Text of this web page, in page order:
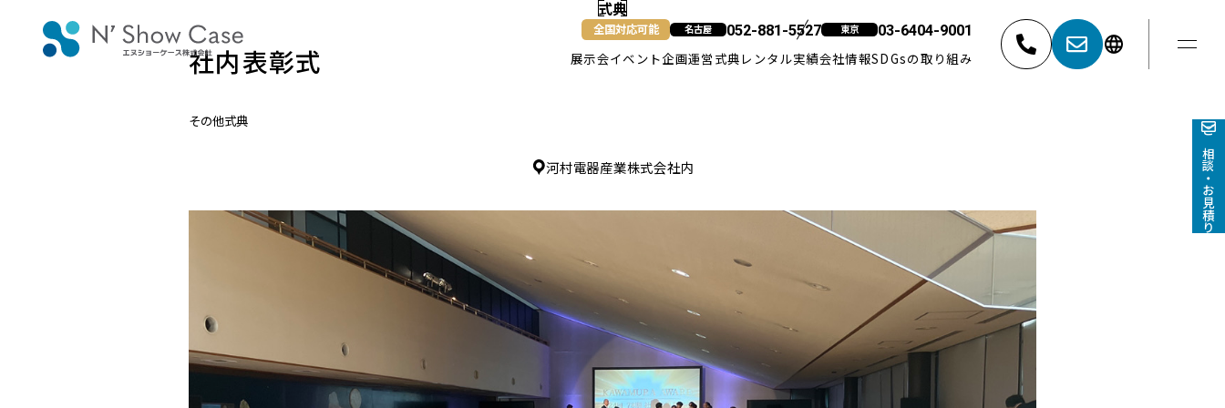
全国対応可能 名古屋 052-881-5527 東京 03-6404-9001
展示会イベント企画運営 式典 レンタル実績会社情報SDGsの取り組み
式典
社内表彰式
その他式典
河村電器産業株式会社内 ご相談・お見積り